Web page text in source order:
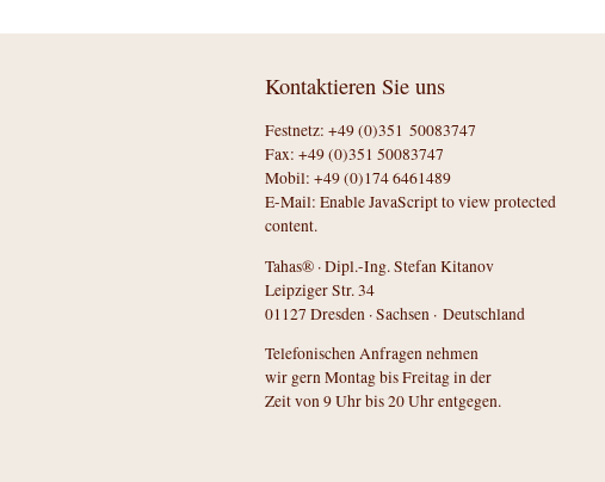
Kontaktieren Sie uns
Festnetz: +49 (0)351 50083747
Fax: +49 (0)351 50083747
Mobil: +49 (0)174 6461489
E-Mail: Enable JavaScript to view protected
content.
Tahas® · Dipl.-Ing. Stefan Kitanov
Leipziger Str. 34
01127 Dresden · Sachsen · Deutschland
Telefonischen Anfragen nehmen
wir gern Montag bis Freitag in der
Zeit von 9 Uhr bis 20 Uhr entgegen.